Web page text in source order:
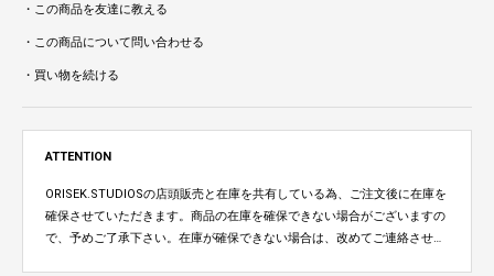
・この商品を友達に教える
・この商品について問い合わせる
・買い物を続ける
ATTENTION
ORISEK.STUDIOSの店頭販売と在庫を共有している為、ご注文後に在庫を
確保させていただきます。商品の在庫を確保できない場合がございますの
で、予めご了承下さい。在庫が確保できない場合は、改めてご連絡させて